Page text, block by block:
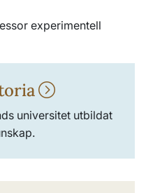
experimentell
universitet utbildat